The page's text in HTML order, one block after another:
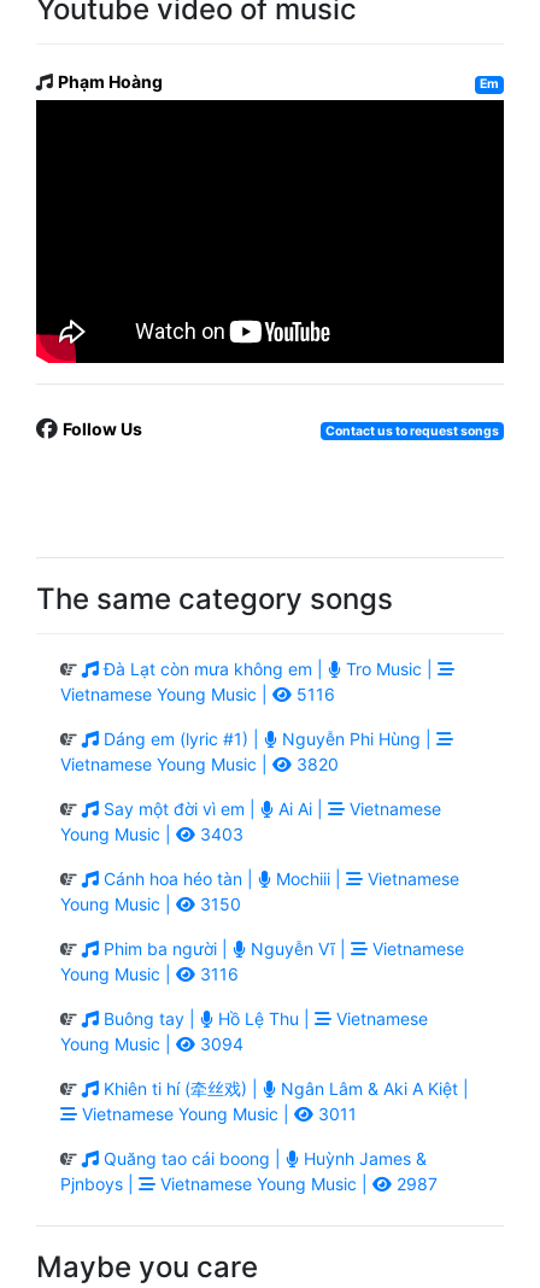
Youtube video of music
Phạm Hoàng Em
Follow Us Contact us to request songs
The same category songs
Đà Lạt còn mưa không em |
Tro Music |
Vietnamese Young Music |
5116
Dáng em (lyric #1) |
Nguyễn Phi Hùng |
Vietnamese Young Music |
3820
Say một đời vì em | Ai Ai |
Vietnamese
Young Music |
3403
Cánh hoa héo tàn | Mochiii |
Vietnamese
Young Music |
3150
Phim ba người | Nguyễn Vĩ |
Vietnamese
Young Music |
3116
Buông tay | Hồ Lệ Thu |
Vietnamese
Young Music |
3094
Khiên ti hí (牵丝戏) |
Ngân Lâm & Aki A Kiệt |
Vietnamese Young Music |
3011
Quăng tao cái boong |
Huỳnh James &
Pjnboys |
Vietnamese Young Music | 2987
Maybe you care